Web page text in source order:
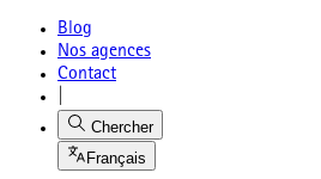
Blog
Nos agences
Contact
Chercher
Français